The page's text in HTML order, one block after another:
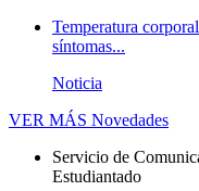
Temperatura
síntomas...
Noticia
VER MÁS Novedades
Servicio de
Estudiantado